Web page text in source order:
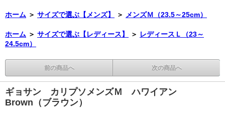
ホーム ＞ サイズで選ぶ【メンズ】 ＞ メンズＭ（23.5～25cm）
ホーム ＞ サイズで選ぶ【レディース】 ＞ レディースＬ（23～
24.5cm）
前の商品へ 次の商品へ
ギョサン カリプソメンズＭ ハワイアン
Brown（ブラウン）